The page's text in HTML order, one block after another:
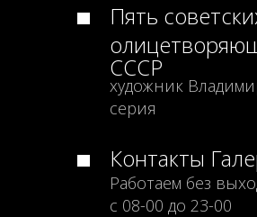
Пять
СССР
художник
серия
Контакты
Работаем без
с 08-00 до 23-00